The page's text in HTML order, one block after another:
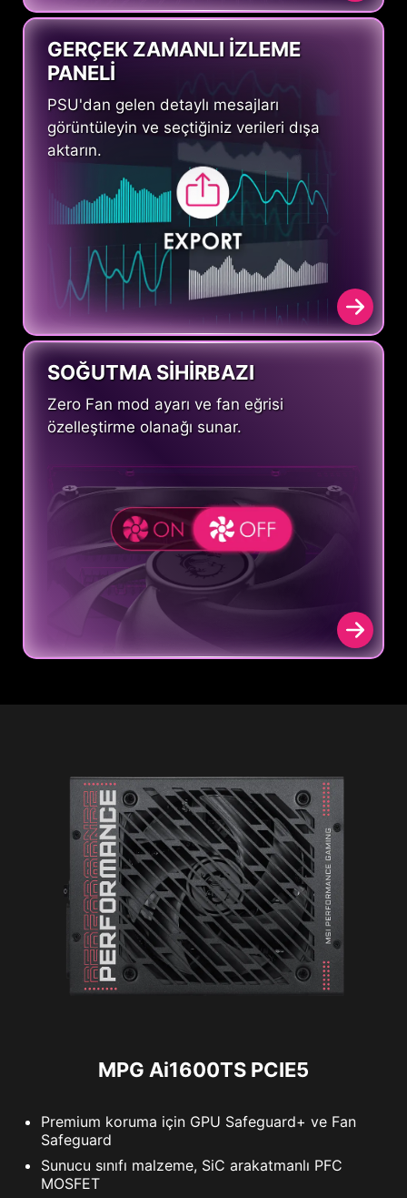
GERÇEK ZAMANLI İZLEME
PANELİ
PSU'dan gelen detaylı mesajları
görüntüleyin ve seçtiğiniz verileri dışa
aktarın.
SOĞUTMA SİHİRBAZI
Zero Fan mod ayarı ve fan eğrisi
özelleştirme olanağı sunar.
MPG Ai1600TS PCIE5
Premium koruma için GPU Safeguard+ ve Fan
Safeguard
Sunucu sınıfı malzeme, SiC arakatmanlı PFC
MOSFET